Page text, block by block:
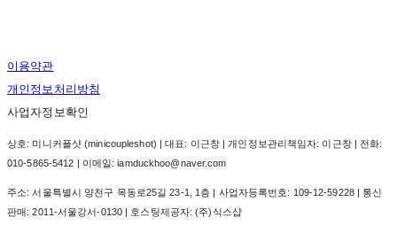
이용약관
개인정보처리방침
사업자정보확인
상호: 미니커플샷 (minicoupleshot) | 대표: 이근창 | 개인정보관리책임자: 이근창 | 전화:
010-5865-5412 | 이메일: iamduckhoo@naver.com
주소: 서울특별시 양천구 목동로25길 23-1, 1층 | 사업자등록번호: 109-12-59228| 통신
판매:2011-서울강서-0130 | 호스팅제공자: (주)식스샵